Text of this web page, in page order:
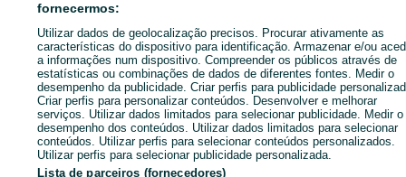
Entrar ou criar conta
Ligar / SMS Enviar mensagem
fornecermos:
Utilizar dados de geolocalização precisos. Procurar ativamente as
características do dispositivo para identificação. Armazenar e/ou
a informações num dispositivo. Compreender os públicos através de
estatísticas ou combinações de dados de diferentes fontes. Medir o
desempenho da publicidade. Criar perfis para publicidade
Criar perfis para personalizar conteúdos. Desenvolver e melhorar
serviços. Utilizar dados limitados para selecionar publicidade. Medir o
desempenho dos conteúdos. Utilizar dados limitados para selecionar
conteúdos. Utilizar perfis para selecionar conteúdos personalizados.
Utilizar perfis para selecionar publicidade personalizada.
Lista de parceiros (fornecedores)